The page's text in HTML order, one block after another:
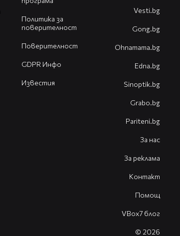
Политика за
поверителност
Поверителност
GDPR Инфо
Известия
Vesti.bg
Gong.bg
Оhnamama.bg
Edna.bg
Sinoptik.bg
Grabo.bg
Pariteni.bg
За нас
За реклама
Контакт
Помощ
VBox7 блог
© 2026